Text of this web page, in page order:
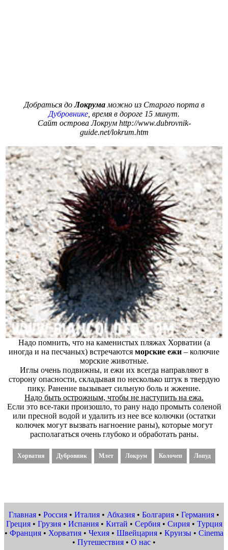
Добраться доЛокрумаможно из Старого порта в
Дубровнике , время в дороге 15 минут.
Сайт острова Локрум http://www.dubrovnik-
guide.net/lokrum.htm
Надо помнить, что на каменистых пляжах Хорватии (а
иногда и на песчаных) встречаются морские ежи – колючие
морские животные.
Иглы очень подвижны, и ежи их всегда направляют в
сторону опасности, складывая по несколько штук в твердую
пику. Ранение вызывает сильную боль и жжение.
Надо быть острожным, чтобы не наступить на ежа.
Если это все-таки произошло, то рану надо промыть соленой
или пресной водой и удалить из нее все колючки (остатки
колючек могут вызвать нагноение раны), которые могут
располагаться очень глубоко и обработать раны.
Хорватия Дубровник Млет Локрум Колочеп Лопуд
Главная • Россия • Италия • Абхазия • Болгария • Германия •
Греция• Грузия• Испания• Китай • Сербия• Сирия• Турция
• Франция • Хорватия • Чехия • Швейцария • Круизы • Cinema
• Путешествия • О нас •